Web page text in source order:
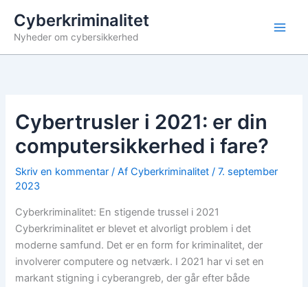
indholdet
Cyberkriminalitet
Nyheder om cybersikkerhed
Cybertrusler i 2021: er din
computersikkerhed i fare?
Skriv en kommentar / AfCyberkriminalitet/7. september
2023
Cyberkriminalitet: En stigende trussel i 2021
Cyberkriminalitet er blevet et alvorligt problem i det
moderne samfund. Det er en form for kriminalitet, der
involverer computere og netværk. I 2021 har vi set en
markant stigning i cyberangreb, der går efter både